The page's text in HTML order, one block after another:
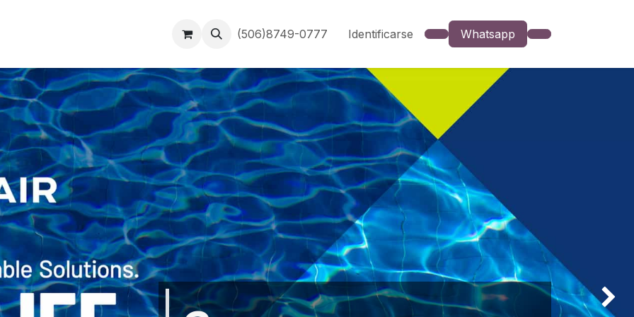
(506)8749-0777 Identificarse Whatsapp